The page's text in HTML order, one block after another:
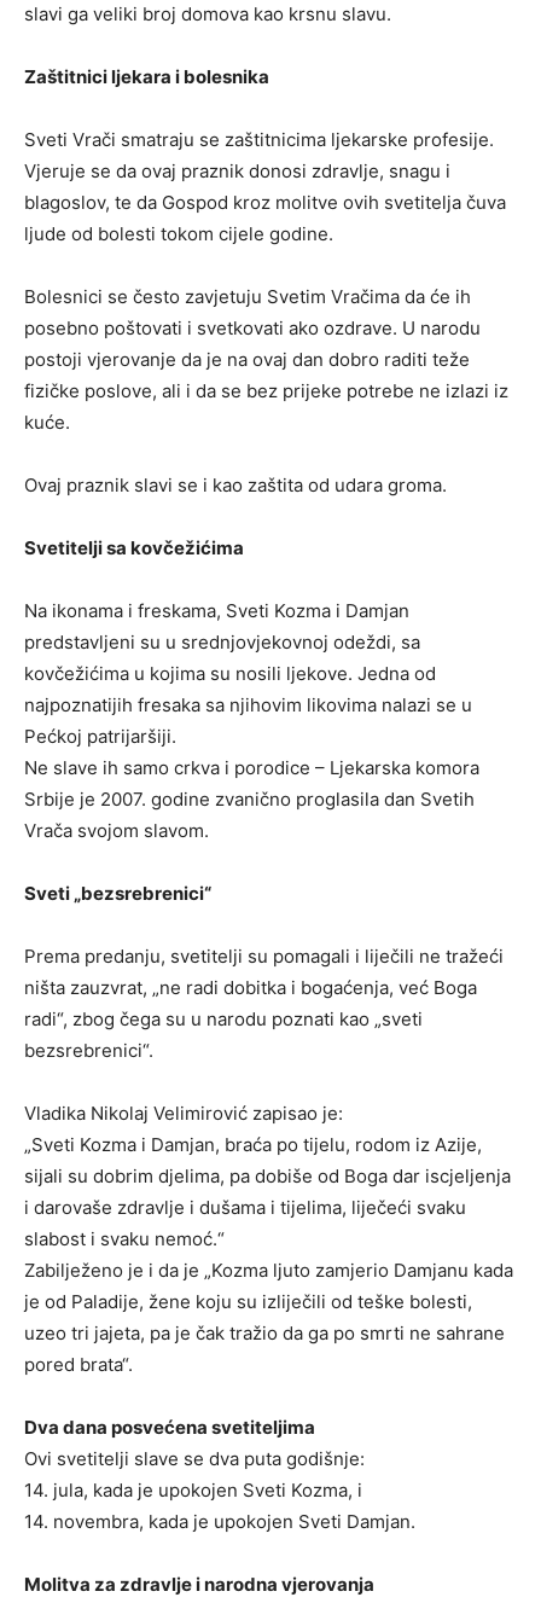
slavi ga veliki broj domova kao krsnu slavu.
Zaštitnici ljekara i bolesnika
Sveti Vrači smatraju se zaštitnicima ljekarske profesije.
Vjeruje se da ovaj praznik donosi zdravlje, snagu i
blagoslov, te da Gospod kroz molitve ovih svetitelja čuva
ljude od bolesti tokom cijele godine.
Bolesnici se često zavjetuju Svetim Vračima da će ih
posebno poštovati i svetkovati ako ozdrave. U narodu
postoji vjerovanje da je na ovaj dan dobro raditi teže
fizičke poslove, ali i da se bez prijeke potrebe ne izlazi iz
kuće.
Ovaj praznik slavi se i kao zaštita od udara groma.
Svetitelji sa kovčežićima
Na ikonama i freskama, Sveti Kozma i Damjan
predstavljeni su u srednjovjekovnoj odeždi, sa
kovčežićima u kojima su nosili ljekove. Jedna od
najpoznatijih fresaka sa njihovim likovima nalazi se u
Pećkoj patrijaršiji.
Ne slave ih samo crkva i porodice – Ljekarska komora
Srbije je 2007. godine zvanično proglasila dan Svetih
Vrača svojom slavom.
Sveti „bezsrebrenici“
Prema predanju, svetitelji su pomagali i liječili ne tražeći
ništa zauzvrat, „ne radi dobitka i bogaćenja, već Boga
radi“, zbog čega su u narodu poznati kao „sveti
bezsrebrenici“.
Vladika Nikolaj Velimirović zapisao je:
„Sveti Kozma i Damjan, braća po tijelu, rodom iz Azije,
sijali su dobrim djelima, pa dobiše od Boga dar iscjeljenja
i darovaše zdravlje i dušama i tijelima, liječeći svaku
slabost i svaku nemoć.“
Zabilježeno je i da je „Kozma ljuto zamjerio Damjanu kada
je od Paladije, žene koju su izliječili od teške bolesti,
uzeo tri jajeta, pa je čak tražio da ga po smrti ne sahrane
pored brata“.
Dva dana posvećena svetiteljima
Ovi svetitelji slave se dva puta godišnje:
14. jula, kada je upokojen Sveti Kozma, i
14. novembra, kada je upokojen Sveti Damjan.
Molitva za zdravlje i narodna vjerovanja